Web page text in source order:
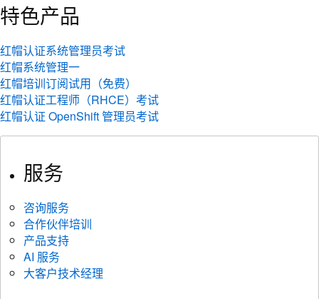
特色产品
红帽认证系统管理员考试
红帽系统管理一
红帽培训订阅试用（免费）
红帽认证工程师（RHCE）考试
红帽认证 OpenShift 管理员考试
服务
咨询服务
合作伙伴培训
产品支持
AI 服务
大客户技术经理